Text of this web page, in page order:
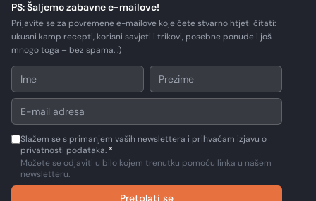
PS: Šaljemo zabavne e-mailove!
Prijavite se za povremene e-mailove koje ćete stvarno htjeti čitati:
ukusni kamp recepti, korisni savjeti i trikovi, posebne ponude i još
mnogo toga – bez spama. :)
Slažem se s primanjem vaših newslettera i prihvaćam izjavu o
privatnosti podataka. *
Možete se odjaviti u bilo kojem trenutku pomoću linka u našem
newsletteru.
Pretplati se